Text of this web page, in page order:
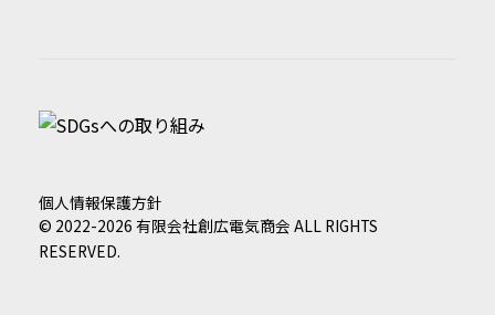
個人情報保護方針
©️ 2022-2026 有限会社創広電気商会 ALL RIGHTS
RESERVED.